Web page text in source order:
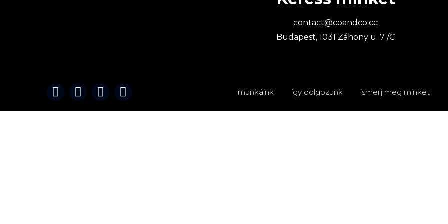
contact@coandco.cc
Budapest, 1031 Záhony u. 7./C
munkáink így dolgozunk ismerj meg minket